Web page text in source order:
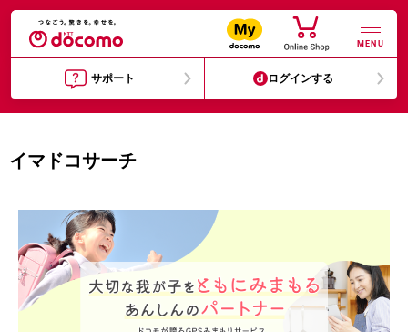
MENU
サポート ログインする
イマドコサーチ